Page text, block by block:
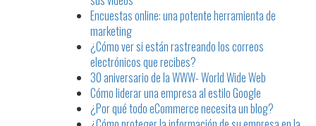
Encuestas online: una potente herramienta de
marketing
¿Cómo ver si están rastreando los correos
electrónicos que recibes?
30 aniversario de la WWW- World Wide Web
Cómo liderar una empresa al estilo Google
¿Por qué todo eCommerce necesita un blog?